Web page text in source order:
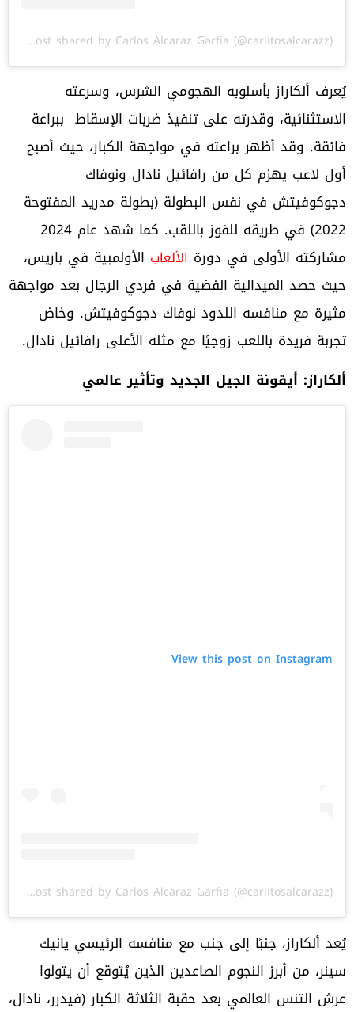
A post shared by Carlos Alcaraz Garfia (@carlitosalcarazz)
يُعرف ألكاراز بأسلوبه الهجومي الشرس، وسرعته
الاستثنائية، وقدرته على تنفيذ ضربات الإسقاط ببراعة
فائقة. وقد أظهر براعته في مواجهة الكبار، حيث أصبح
أول لاعب يهزم كل من رافائيل نادال ونوفاك
دجوكوفيتش في نفس البطولة (بطولة مدريد المفتوحة
2022) في طريقه للفوز باللقب. كما شهد عام 2024
مشاركته الأولى في دورة الألعاب الأولمبية في باريس،
حيث حصد الميدالية الفضية في فردي الرجال بعد مواجهة
مثيرة مع منافسه اللدود نوفاك دجوكوفيتش. وخاض
تجربة فريدة باللعب زوجيًا مع مثله الأعلى رافائيل نادال.
ألكاراز: أيقونة الجيل الجديد وتأثير عالمي
View this post on Instagram
A post shared by Carlos Alcaraz Garfia (@carlitosalcarazz)
يُعد ألكاراز، جنبًا إلى جنب مع منافسه الرئيسي يانيك
سينر، من أبرز النجوم الصاعدين الذين يُتوقع أن يتولوا
عرش التنس العالمي بعد حقبة الثلاثة الكبار (فيدرر، نادال،